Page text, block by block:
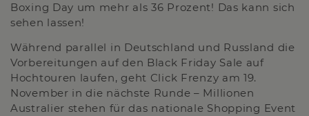
Boxing Day um mehr als 36 Prozent! Das kann sich
sehen lassen!
Während parallel in Deutschland und Russland die
Vorbereitungen auf den Black Friday Sale auf
Hochtouren laufen, geht Click Frenzy am 19.
November in die nächste Runde – Millionen
Australier stehen für das nationale Shopping Event